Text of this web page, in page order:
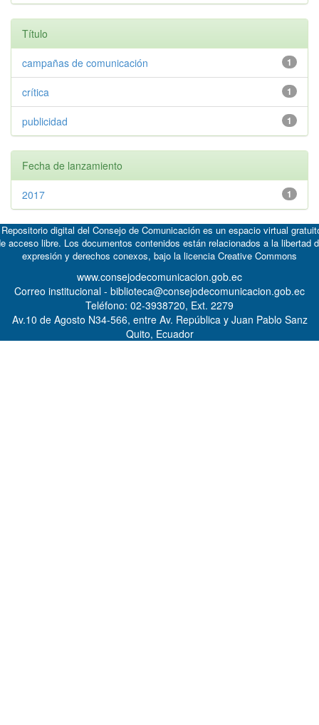
Título
1
campañas de comunicación
1
crítica
1
publicidad
Fecha de lanzamiento
1
2017
digital del Consejo de Comunicación es un espacio virtual
acceso libre. Los documentos contenidos están relacionados a la libertad
expresión y derechos conexos, bajo la licencia Creative Commons
www.consejodecomunicacion.gob.ec
Correo institucional - biblioteca@consejodecomunicacion.gob.ec
Teléfono: 02-3938720, Ext. 2279
Av.10 de Agosto N34-566, entre Av. República y Juan Pablo Sanz
Quito, Ecuador